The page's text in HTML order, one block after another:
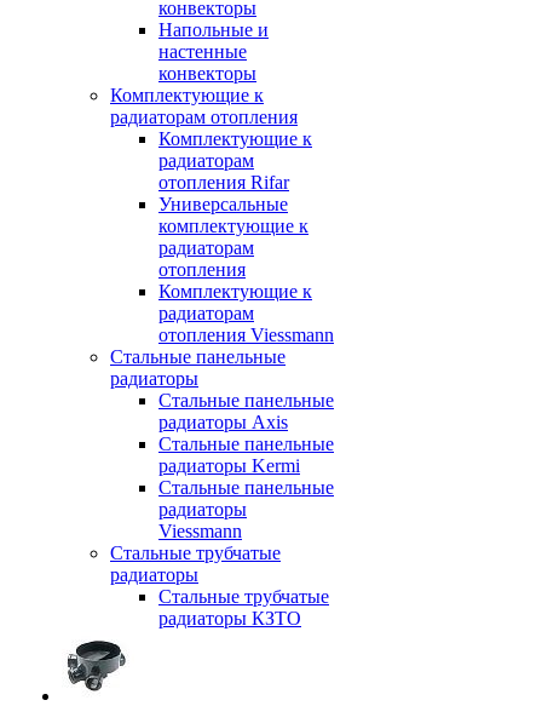
конвекторы
Напольные и
настенные
конвекторы
Комплектующие к
радиаторам отопления
Комплектующие к
радиаторам
отопления Rifar
Универсальные
комплектующие к
радиаторам
отопления
Комплектующие к
радиаторам
отопления Viessmann
Стальные панельные
радиаторы
Стальные панельные
радиаторы Axis
Стальные панельные
радиаторы Kermi
Стальные панельные
радиаторы
Viessmann
Стальные трубчатые
радиаторы
Стальные трубчатые
радиаторы КЗТО